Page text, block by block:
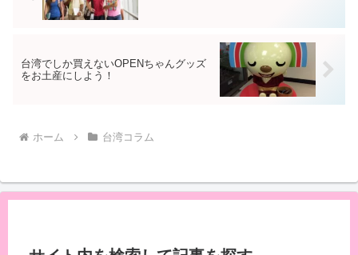
台湾でしか買えないOPENちゃんグッズ
をお土産にしよう！
ホーム 台湾コラム